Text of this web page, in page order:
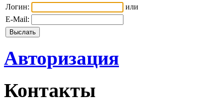
Логин:
или
E-Mail:
Авторизация
Контакты